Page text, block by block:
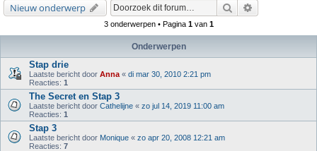
Nieuw onderwerp Zoek
3 onderwerpen • Pagina 1van 1
Onderwerpen
Stap drie
Laatste bericht door Anna « di mar 30, 2010 2:21 pm
Reacties: 1
The Secret en Stap 3
Laatste bericht door Cathelijne « zo jul 14, 2019 11:00 am
Reacties: 1
Stap 3
Laatste bericht door Monique « zo apr 20, 2008 12:21 am
Reacties: 7